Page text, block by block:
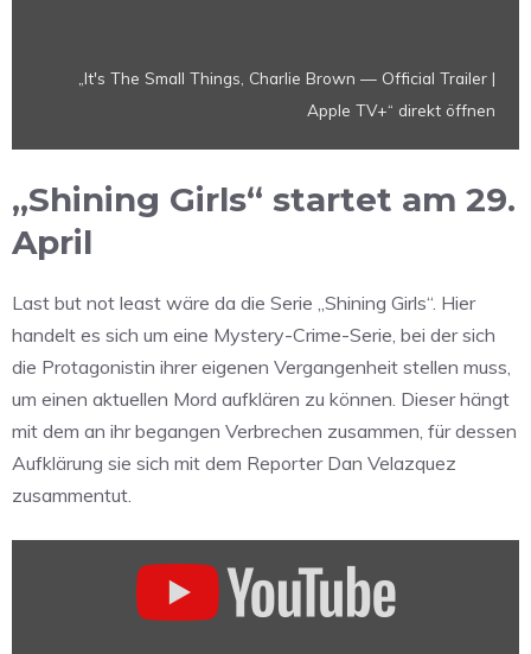
anzeigen
„It's The Small Things, Charlie Brown — Official Trailer |
Apple TV+“ direkt öffnen
„Shining Girls“ startet am 29.
April
Last but not least wäre da die Serie „Shining Girls“. Hier
handelt es sich um eine Mystery-Crime-Serie, bei der sich
die Protagonistin ihrer eigenen Vergangenheit stellen muss,
um einen aktuellen Mord aufklären zu können. Dieser hängt
mit dem an ihr begangen Verbrechen zusammen, für dessen
Aufklärung sie sich mit dem Reporter Dan Velazquez
zusammentut.